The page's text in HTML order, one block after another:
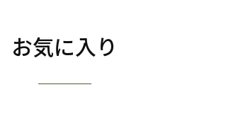
お気に入り